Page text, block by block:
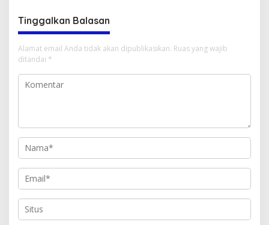
Tinggalkan Balasan
Alamat email Anda tidak akan dipublikasikan. Ruas yang wajib
ditandai *